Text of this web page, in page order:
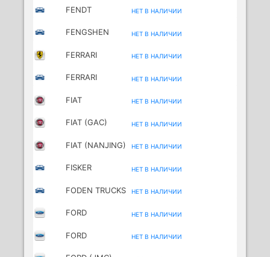
FENDT НЕТ В НАЛИЧИИ
FENGSHEN НЕТ В НАЛИЧИИ
FERRARI НЕТ В НАЛИЧИИ
FERRARI НЕТ В НАЛИЧИИ
FIAT НЕТ В НАЛИЧИИ
FIAT (GAC) НЕТ В НАЛИЧИИ
FIAT (NANJING) НЕТ В НАЛИЧИИ
FISKER НЕТ В НАЛИЧИИ
FODEN TRUCKS НЕТ В НАЛИЧИИ
FORD НЕТ В НАЛИЧИИ
FORD
НЕТ В НАЛИЧИИ